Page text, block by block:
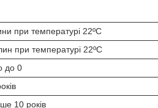
при температурі 22ºC
при температурі 22ºC
до 0
10 років